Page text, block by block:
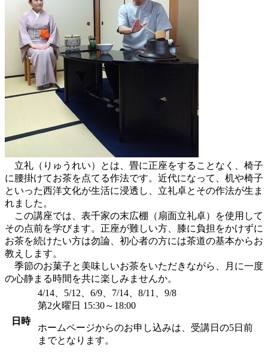
立礼（りゅうれい）とは、畳に正座をすることなく、椅子
に腰掛けてお茶を点てる作法です。近代になって、机や椅子
といった西洋文化が生活に浸透し、立礼卓とその作法が生ま
れました。
この講座では、表千家の末広棚（扇面立礼卓）を使用して
その点前を学びます。正座が難しい方、膝に負担をかけずに
お茶を続けたい方は勿論、初心者の方には茶道の基本からお
教えします。
季節のお菓子と美味しいお茶をいただきながら、月に一度
の心静まる時間を共に楽しみませんか。
日時
4/14、5/12、6/9、7/14、8/11、9/8
第2火曜日 15:30～18:00
ホームページからのお申し込みは、受講日の5日前
までとなります。